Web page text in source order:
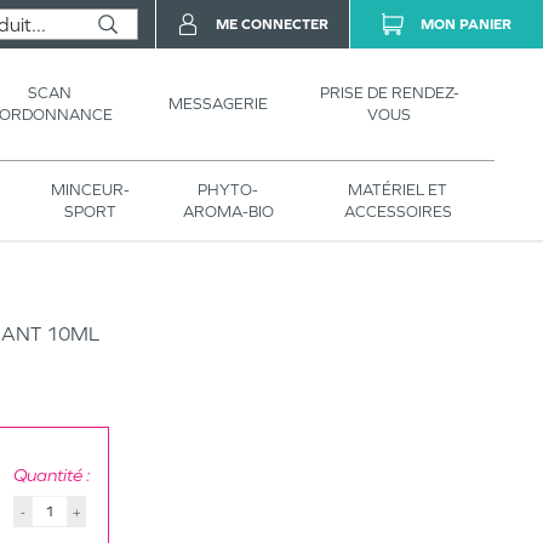
SCAN
MESSAGERIE
PRISE DE RENDEZ-
VOUS
MINCEUR-
SPORT
PHYTO-
AROMA-BIO
MATÉRIEL ET
ACCESSOIRES
ME CONNECTER MON PANIER
10ML
Quantité :
- +